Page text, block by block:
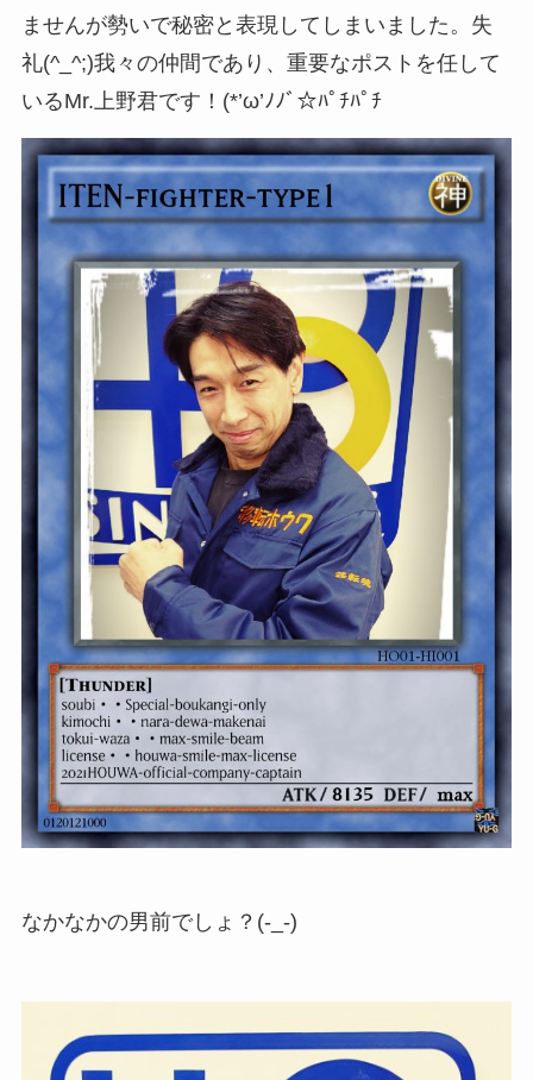
ませんが勢いで秘密と表現してしまいました。失
礼(^_^;)我々の仲間であり、重要なポストを任して
いるMr.上野君です！(*’ω’ﾉﾉﾞ☆ﾊﾟﾁﾊﾟﾁ
なかなかの男前でしょ？(-_-)